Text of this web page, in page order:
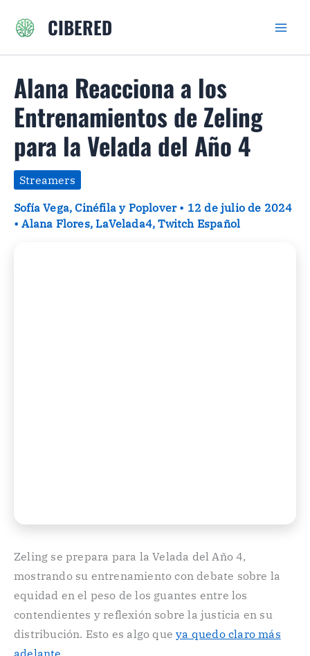
CIBERED
Alana Reacciona a los
Entrenamientos de Zeling
para la Velada del Año 4
Streamers
Sofía Vega, Cinéfila y Poplover • 12 de julio de 2024
•Alana Flores,LaVelada4,Twitch Español
Zeling se prepara para la Velada del Año 4,
mostrando su entrenamiento con debate sobre la
equidad en el peso de los guantes entre los
contendientes y reflexión sobre la justicia en su
distribución. Esto es algo queya quedo claro más
adelante.